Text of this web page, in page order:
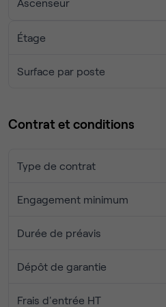
Ascenseur
Étage
Surface par poste
Contrat et conditions
Type de contrat
Engagement minimum
Durée de préavis
Dépôt de garantie
Frais d'entrée HT